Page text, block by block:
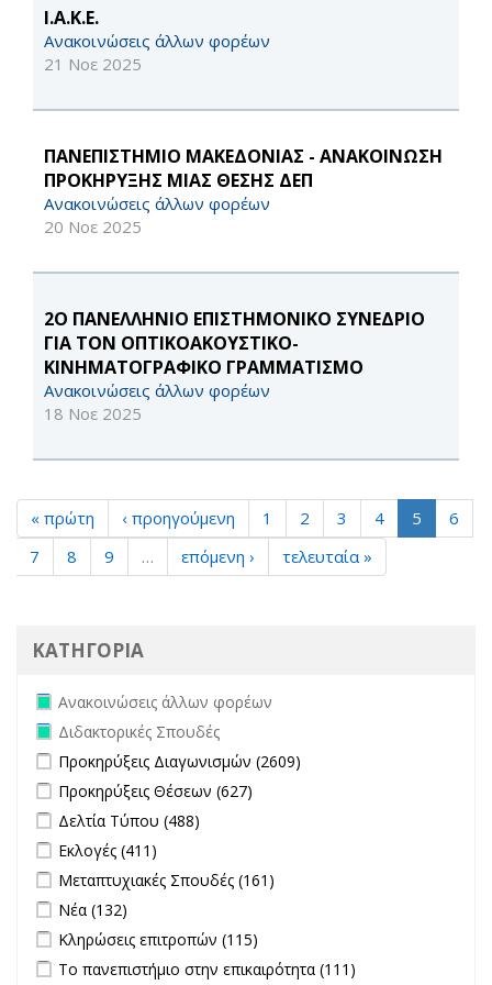
Ι.Α.Κ.Ε.
Ανακοινώσεις άλλων φορέων
21 Νοε 2025
ΠΑΝΕΠΙΣΤΗΜΙΟ ΜΑΚΕΔΟΝΙΑΣ - ΑΝΑΚΟΙΝΩΣΗ
ΠΡΟΚΗΡΥΞΗΣ ΜΙΑΣ ΘΕΣΗΣ ΔΕΠ
Ανακοινώσεις άλλων φορέων
20 Νοε 2025
2Ο ΠΑΝΕΛΛΗΝΙΟ ΕΠΙΣΤΗΜΟΝΙΚΟ ΣΥΝΕΔΡΙΟ
ΓΙΑ ΤΟΝ ΟΠΤΙΚΟΑΚΟΥΣΤΙΚΟ-
ΚΙΝΗΜΑΤΟΓΡΑΦΙΚΟ ΓΡΑΜΜΑΤΙΣΜΟ
Ανακοινώσεις άλλων φορέων
18 Νοε 2025
« πρώτη ‹ προηγούμενη 1 2 3 4 5
6
7
8 9 … επόμενη › τελευταία »
ΚΑΤΗΓΟΡΙΑ
Remove Ανακοινώσεις άλλων φορέων filter
Ανακοινώσεις άλλων φορέων
Remove Διδακτορικές Σπουδές filter
Διδακτορικές Σπουδές
Apply Προκηρύξεις Διαγωνισμών filter
Προκηρύξεις Διαγωνισμών (2609)
Apply Προκηρύξεις Θέσεων filter
Προκηρύξεις Θέσεων (627)
Apply Δελτία Τύπου filter
Δελτία Τύπου (488)
Apply Εκλογές filter
Εκλογές (411)
Apply Μεταπτυχιακές Σπουδές filter
Μεταπτυχιακές Σπουδές (161)
Apply Νέα filter
Νέα (132)
Apply Κληρώσεις επιτροπών filter
Κληρώσεις επιτροπών (115)
Apply Το πανεπιστήμιο στην επικαιρότητα filter
Το πανεπιστήμιο στην επικαιρότητα (111)